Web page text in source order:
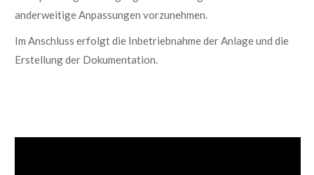
anderweitige Anpassungen vorzunehmen.
Im Anschluss erfolgt die Inbetriebnahme der Anlage und die
Erstellung der Dokumentation.